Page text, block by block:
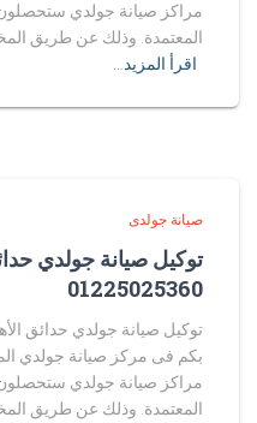
مراكز صيانة جولدي
المعتمدة. وذلك عن طريق
اقرأ المزيد…
صيانة جولدى
توكيل صيانة جولدي
01225025360
بكم فى مركز صيانة جولدي
مراكز صيانة جولدي
المعتمدة. وذلك عن طريق